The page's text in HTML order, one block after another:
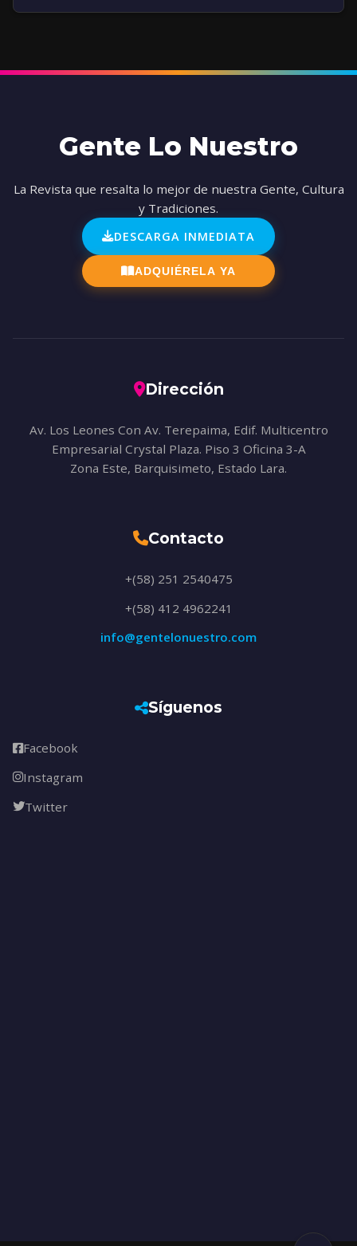
Gente Lo Nuestro
La Revista que resalta lo mejor de nuestra Gente, Cultura
y Tradiciones.
DESCARGA INMEDIATA
ADQUIÉRELA YA
Dirección
Av. Los Leones Con Av. Terepaima, Edif. Multicentro
Empresarial Crystal Plaza. Piso 3 Oficina 3-A
Zona Este, Barquisimeto, Estado Lara.
Contacto
+(58) 251 2540475
+(58) 412 4962241
info@gentelonuestro.com
Síguenos
Facebook
Instagram
Twitter